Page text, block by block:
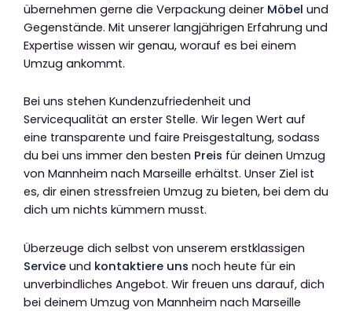
übernehmen gerne die Verpackung deiner Möbel und
Gegenstände. Mit unserer langjährigen Erfahrung und
Expertise wissen wir genau, worauf es bei einem
Umzug ankommt.
Bei uns stehen Kundenzufriedenheit und
Servicequalität an erster Stelle. Wir legen Wert auf
eine transparente und faire Preisgestaltung, sodass
du bei uns immer den besten Preis für deinen Umzug
von Mannheim nach Marseille erhältst. Unser Ziel ist
es, dir einen stressfreien Umzug zu bieten, bei dem du
dich um nichts kümmern musst.
Überzeuge dich selbst von unserem erstklassigen
Service und kontaktiere uns noch heute für ein
unverbindliches Angebot. Wir freuen uns darauf, dich
bei deinem Umzug von Mannheim nach Marseille